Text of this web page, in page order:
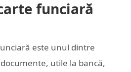
funciară
este unul dintre
utile la bancă,